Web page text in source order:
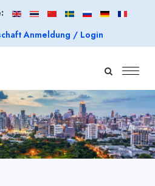
Anmeldung / Login